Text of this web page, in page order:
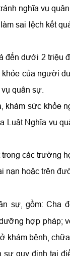
nghĩa vụ
sai lệch kết
dưới 2 triệu
của người
quân sự.
khám sức khỏe
Luật Nghĩa vụ
các trường
hoặc trên
sự, gồm: Cha
hợp pháp;
khám bệnh, chữa
quy định tại